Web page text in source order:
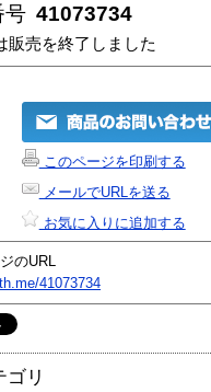
号 41073734
販売を終了しました
このページを印刷する
メールでURLを送る
お気に入りに追加する
のURL
41073734
ゴリ